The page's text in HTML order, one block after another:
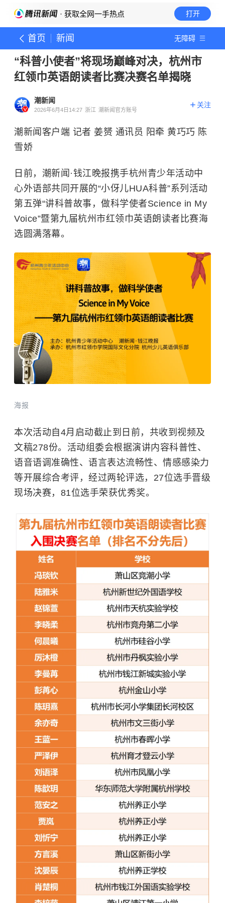
· 获取全网一手热点 打开
首页 新闻 无障碍
“科普小使者”将现场巅峰对决，杭州市
红领巾英语朗读者比赛决赛名单揭晓
潮新闻
2026年6月4日14:27 浙江 潮新闻官方账号
关注
潮新闻客户端 记者 姜赟 通讯员 阳牵 黄巧巧 陈
雪娇
日前，潮新闻·钱江晚报携手杭州青少年活动中
心外语部共同开展的“小伢儿HUA科普”系列活动
第五弹“讲科普故事，做科学使者Science in My
Voice”暨第九届杭州市红领巾英语朗读者比赛海
选圆满落幕。
海报
本次活动自4月启动截止到日前，共收到视频及
文稿278份。活动组委会根据演讲内容科普性、
语音语调准确性、语言表达流畅性、情感感染力
等开展综合考评，经过两轮评选，27位选手晋级
现场决赛，81位选手荣获优秀奖。